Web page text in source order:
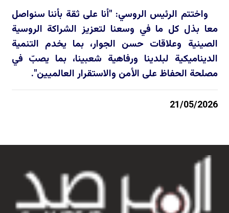
واختتم الرئيس الروسي: "أنا على ثقة بأننا سنواصل
معا بذل كل ما في وسعنا لتعزيز الشراكة الروسية
الصينية وعلاقات حسن الجوار، بما يخدم التنمية
الديناميكية لبلدينا ورفاهية شعبينا، بما يصبّ في
مصلحة الحفاظ على الأمن والاستقرار العالميين".
21/05/2026